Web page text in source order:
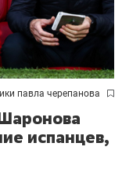
павла черепанова
испанцев,